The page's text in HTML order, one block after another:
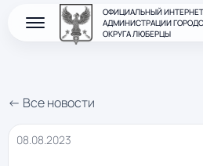
ОФИЦИАЛЬНЫЙ
АДМИНИСТРАЦИИ
ОКРУГА ЛЮБЕРЦЫ
← Все новости
08.08.2023